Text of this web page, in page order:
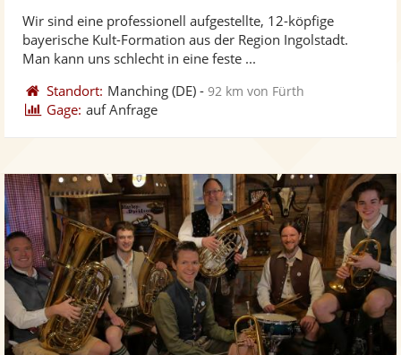
Wir sind eine professionell aufgestellte, 12-köpfige
bayerische Kult-Formation aus der Region Ingolstadt.
Man kann uns schlecht in eine feste ...
Standort: Manching (DE) -92 km von Fürth
Gage: auf Anfrage